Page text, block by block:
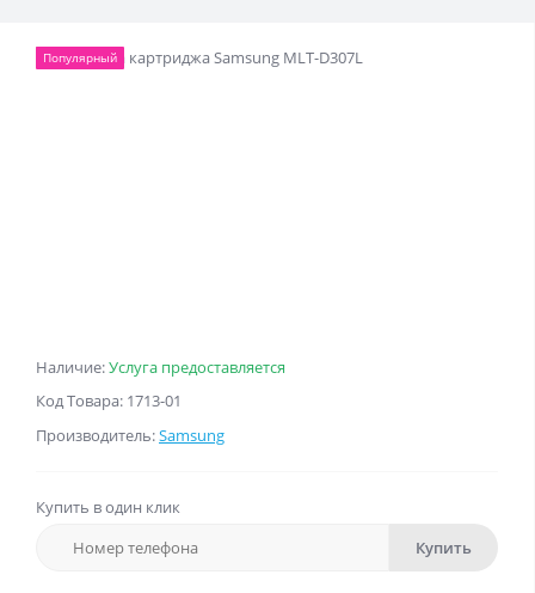
Наличие:Услуга предоставляется
Код Товара: 1713-01
Производитель:Samsung
Популярный
Купить в один клик
Купить